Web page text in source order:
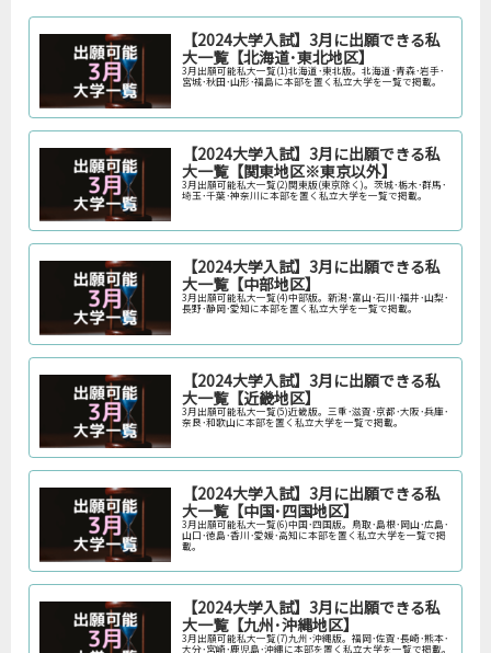
【2024大学入試】3月に出願できる私
大一覧【北海道･東北地区】
3月出願可能私大一覧(1)北海道･東北版。北海道･青森･岩手･
宮城･秋田･山形･福島に本部を置く私立大学を一覧で掲載。
【2024大学入試】3月に出願できる私
大一覧【関東地区※東京以外】
3月出願可能私大一覧(2)関東版(東京除く)。茨城･栃木･群馬･
埼玉･千葉･神奈川に本部を置く私立大学を一覧で掲載。
【2024大学入試】3月に出願できる私
大一覧【中部地区】
3月出願可能私大一覧(4)中部版。新潟･富山･石川･福井･山梨･
長野･静岡･愛知に本部を置く私立大学を一覧で掲載。
【2024大学入試】3月に出願できる私
大一覧【近畿地区】
3月出願可能私大一覧(5)近畿版。三重･滋賀･京都･大阪･兵庫･
奈良･和歌山に本部を置く私立大学を一覧で掲載。
【2024大学入試】3月に出願できる私
大一覧【中国･四国地区】
3月出願可能私大一覧(6)中国･四国版。鳥取･島根･岡山･広島･
山口･徳島･香川･愛媛･高知に本部を置く私立大学を一覧で掲
載。
【2024大学入試】3月に出願できる私
大一覧【九州･沖縄地区】
3月出願可能私大一覧(7)九州･沖縄版。福岡･佐賀･長崎･熊本･
大分･宮崎･鹿児島･沖縄に本部を置く私立大学を一覧で掲載。